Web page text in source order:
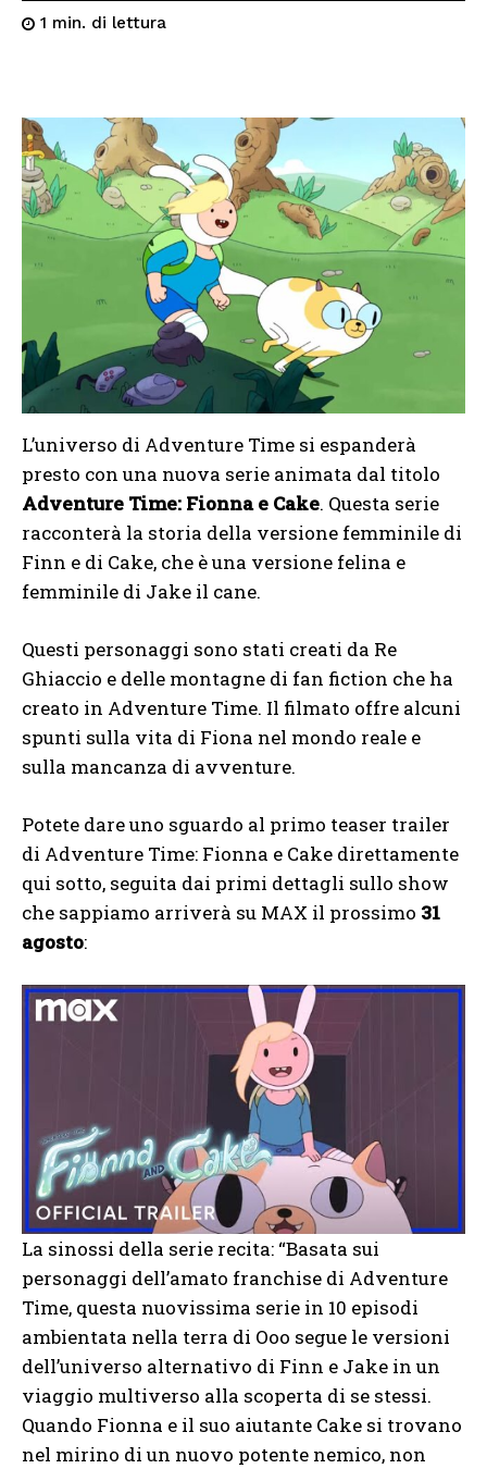
1 min. di lettura
L’universo di Adventure Time si espanderà
presto con una nuova serie animata dal titolo
Adventure Time: Fionna e Cake. Questa serie
racconterà la storia della versione femminile di
Finn e di Cake, che è una versione felina e
femminile di Jake il cane.
Questi personaggi sono stati creati da Re
Ghiaccio e delle montagne di fan fiction che ha
creato in Adventure Time. Il filmato offre alcuni
spunti sulla vita di Fiona nel mondo reale e
sulla mancanza di avventure.
Potete dare uno sguardo al primo teaser trailer
di Adventure Time: Fionna e Cake direttamente
qui sotto, seguita dai primi dettagli sullo show
che sappiamo arriverà su MAX il prossimo 31
agosto:
La sinossi della serie recita: “Basata sui
personaggi dell’amato franchise di Adventure
Time, questa nuovissima serie in 10 episodi
ambientata nella terra di Ooo segue le versioni
dell’universo alternativo di Finn e Jake in un
viaggio multiverso alla scoperta di se stessi.
Quando Fionna e il suo aiutante Cake si trovano
nel mirino di un nuovo potente nemico, non